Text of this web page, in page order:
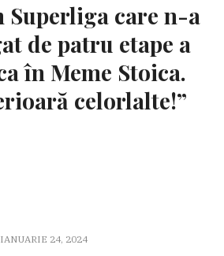
Superliga care n-a
de patru etape a
în Meme Stoica.
celorlalte!”
IANUARIE 24, 2024